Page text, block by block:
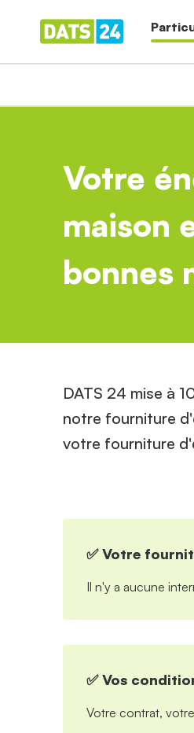
Votre
maison
bonnes
DATS 24 mise à
notre fourniture
votre fourniture
✅ Votre
Il n'y a aucune
✅ Vos
Votre contrat,